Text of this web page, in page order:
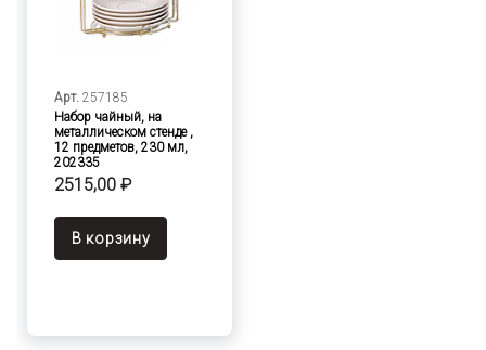
Арт. 257185
Набор чайный, на
металлическом стенде ,
12 предметов, 230 мл,
202335
2515,00 ₽
В корзину